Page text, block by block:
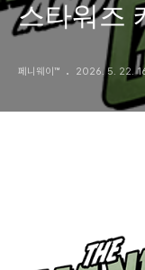
스타워즈
페니웨이™ 2026. 5. 22.